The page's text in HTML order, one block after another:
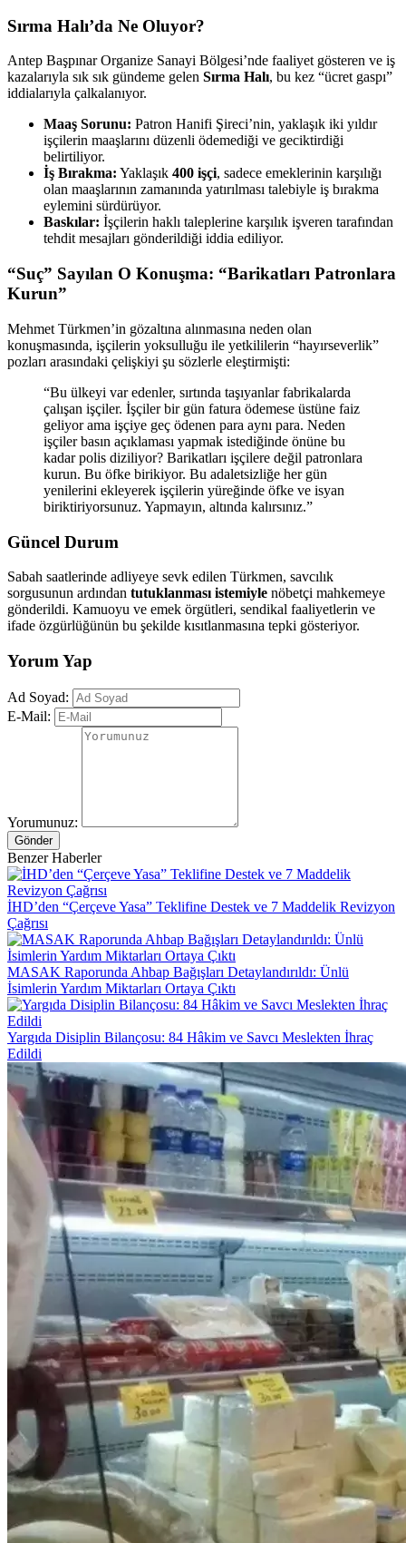
Sırma Halı’da Ne Oluyor?
Antep Başpınar Organize Sanayi Bölgesi’nde faaliyet gösteren ve iş
kazalarıyla sık sık gündeme gelen Sırma Halı, bu kez “ücret gaspı”
iddialarıyla çalkalanıyor.
Maaş Sorunu: Patron Hanifi Şireci’nin, yaklaşık iki yıldır
işçilerin maaşlarını düzenli ödemediği ve geciktirdiği
belirtiliyor.
İş Bırakma: Yaklaşık 400 işçi, sadece emeklerinin karşılığı
olan maaşlarının zamanında yatırılması talebiyle iş bırakma
eylemini sürdürüyor.
Baskılar: İşçilerin haklı taleplerine karşılık işveren tarafından
tehdit mesajları gönderildiği iddia ediliyor.
“Suç” Sayılan O Konuşma: “Barikatları Patronlara
Kurun”
Mehmet Türkmen’in gözaltına alınmasına neden olan
konuşmasında, işçilerin yoksulluğu ile yetkililerin “hayırseverlik”
pozları arasındaki çelişkiyi şu sözlerle eleştirmişti:
“Bu ülkeyi var edenler, sırtında taşıyanlar fabrikalarda
çalışan işçiler. İşçiler bir gün fatura ödemese üstüne faiz
geliyor ama işçiye geç ödenen para aynı para. Neden
işçiler basın açıklaması yapmak istediğinde önüne bu
kadar polis diziliyor? Barikatları işçilere değil patronlara
kurun. Bu öfke birikiyor. Bu adaletsizliğe her gün
yenilerini ekleyerek işçilerin yüreğinde öfke ve isyan
biriktiriyorsunuz. Yapmayın, altında kalırsınız.”
Güncel Durum
Sabah saatlerinde adliyeye sevk edilen Türkmen, savcılık
sorgusunun ardından tutuklanması istemiyle nöbetçi mahkemeye
gönderildi. Kamuoyu ve emek örgütleri, sendikal faaliyetlerin ve
ifade özgürlüğünün bu şekilde kısıtlanmasına tepki gösteriyor.
Yorum Yap
Ad Soyad:
E-Mail:
Yorumunuz:
Gönder
Benzer Haberler
İHD’den “Çerçeve Yasa” Teklifine Destek ve 7 Maddelik Revizyon
Çağrısı
MASAK Raporunda Ahbap Bağışları Detaylandırıldı: Ünlü
İsimlerin Yardım Miktarları Ortaya Çıktı
Yargıda Disiplin Bilançosu: 84 Hâkim ve Savcı Meslekten İhraç
Edildi